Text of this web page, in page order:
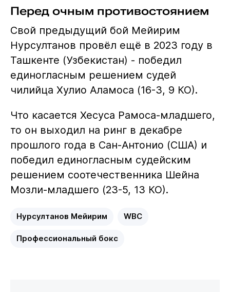
Перед очным противостоянием
Свой предыдущий бой Мейирим
Нурсултанов провёл ещё в 2023 году в
Ташкенте (Узбекистан) - победил
единогласным решением судей
чилийца Хулио Аламоса (16-3, 9 КО).
Что касается Хесуса Рамоса-младшего,
то он выходил на ринг в декабре
прошлого года в Сан-Антонио (США) и
победил единогласным судейским
решением соотечественника Шейна
Мозли-младшего (23-5, 13 КО).
Нурсултанов Мейирим WBC
Профессиональный бокс